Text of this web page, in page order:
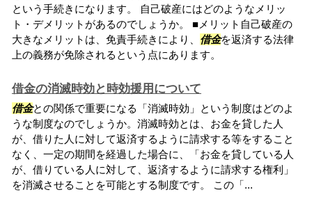
という手続きになります。 自己破産にはどのようなメリッ
ト・デメリットがあるのでしょうか。 ■メリット自己破産の
大きなメリットは、免責手続きにより、 借金を返済する法律
上の義務が免除されるという点にあります。
借金の消滅時効と時効援用について
借金との関係で重要になる「消滅時効」という制度はどのよ
うな制度なのでしょうか。消滅時効とは、お金を貸した人
が、借りた人に対して返済するように請求する等をすること
なく、一定の期間を経過した場合に、「お金を貸している人
が、借りている人に対して、返済するように請求する権利」
を消滅させることを可能とする制度です。 この「...